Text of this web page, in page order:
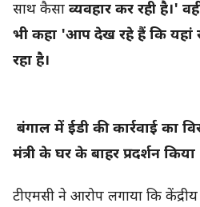
साथ कैसा व्यवहार कर रही है।'
भी कहा 'आप देख रहे हैं कि यहां
रहा है।
बंगाल में ईडी की कार्रवाई का
मंत्री के घर के बाहर प्रदर्शन किया
टीएमसी ने आरोप लगाया कि